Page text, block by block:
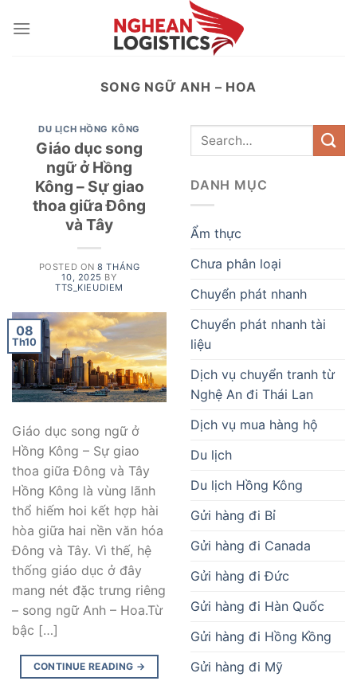
SONG NGỮ ANH – HOA
DU LỊCH HỒNG KÔNG
Giáo dục song
ngữ ở Hồng
Kông – Sự giao
thoa giữa Đông
và Tây
POSTED ON8 THÁNG
10, 2025 BY
TTS_KIEUDIEM
08
Th10
Giáo dục song ngữ ở
Hồng Kông – Sự giao
thoa giữa Đông và Tây
Hồng Kông là vùng lãnh
thổ hiếm hoi kết hợp hài
hòa giữa hai nền văn hóa
Đông và Tây. Vì thế, hệ
thống giáo dục ở đây
mang nét đặc trưng riêng
– song ngữ Anh – Hoa.Từ
bậc […]
CONTINUE READING →
DANH MỤC
Ẩm thực
Chưa phân loại
Chuyển phát nhanh
Chuyển phát nhanh tài
liệu
Dịch vụ chuyển tranh từ
Nghệ An đi Thái Lan
Dịch vụ mua hàng hộ
Du lịch
Du lịch Hồng Kông
Gửi hàng đi Bỉ
Gửi hàng đi Canada
Gửi hàng đi Đức
Gửi hàng đi Hàn Quốc
Gửi hàng đi Hồng Kồng
Gửi hàng đi Mỹ